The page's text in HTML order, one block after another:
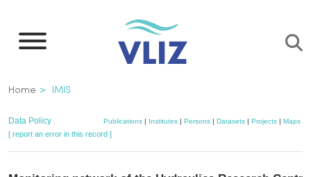
main
Breadcrumb
Home IMIS
Data Policy Publications| Institutes| Persons| Datasets| Projects| Maps
[ report an error in this record ]